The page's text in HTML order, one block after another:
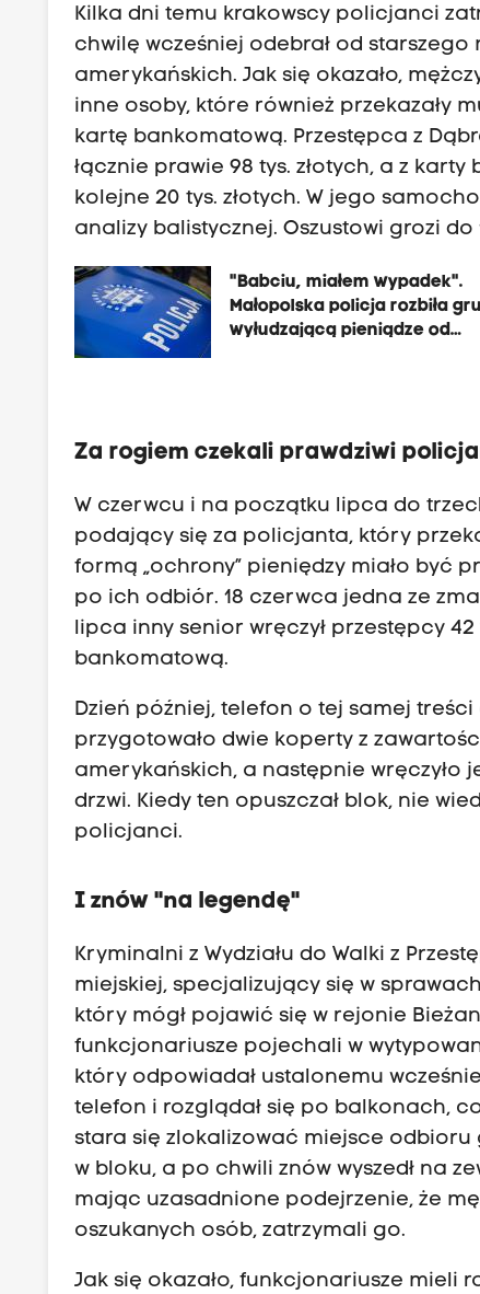
Kilka dni temu krakowscy policjanci
chwilę wcześniej odebrał od starszego
amerykańskich. Jak się okazało,
inne osoby, które również przekazały
kartę bankomatową. Przestępca z
łącznie prawie 98 tys. złotych, a z
kolejne 20 tys. złotych. W jego
analizy balistycznej. Oszustowi grozi do
"Babciu, miałem wypadek".
Małopolska policja rozbiła
wyłudzającą pieniądze od
Za rogiem czekali prawdziwi
W czerwcu i na początku lipca do
podający się za policjanta, który
formą „ochrony” pieniędzy miało być
po ich odbiór. 18 czerwca jedna ze
lipca inny senior wręczył przestępcy
bankomatową.
Dzień później, telefon o tej samej treści
przygotowało dwie koperty z
amerykańskich, a następnie wręczyło
drzwi. Kiedy ten opuszczał blok, nie
policjanci.
I znów "na legendę"
Kryminalni z Wydziału do Walki z
miejskiej, specjalizujący się w
który mógł pojawić się w rejonie
funkcjonariusze pojechali w
który odpowiadał ustalonemu
telefon i rozglądał się po balkonach,
stara się zlokalizować miejsce odbioru
w bloku, a po chwili znów wyszedł na
mając uzasadnione podejrzenie, że
oszukanych osób, zatrzymali go.
Jak się okazało, funkcjonariusze mieli